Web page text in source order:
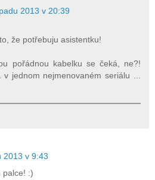
2013 v 20:39
že potřebuju asistentku!
pořádnou kabelku se čeká, ne?!
jednom nejmenovaném seriálu ...
2013 v 9:43
palce! :)